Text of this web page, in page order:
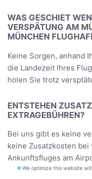
WAS GESCHIET
VERSPÄTUNG AM
MÜNCHEN
Keine Sorgen, anhand
die Landezeit Ihres
holen Sie trotz
ENTSTEHEN
EXTRAGEBÜHREN?
Bei uns gibt es keine
keine Zusatzkosten
Ankunftsfluges am
München. Wir
We optimize this website